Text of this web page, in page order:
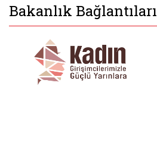
Bakanlık Bağlantıları